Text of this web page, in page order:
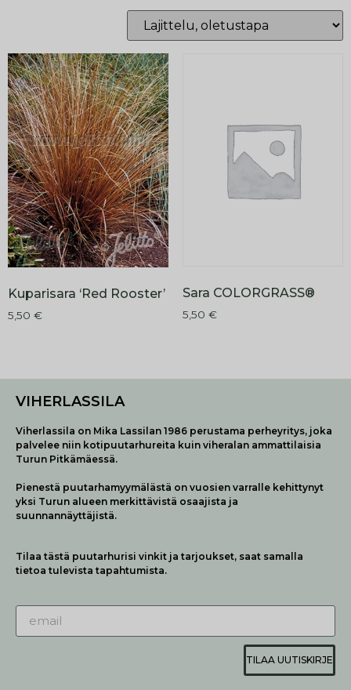
Kuparisara ‘Red Rooster’
5,50 €
Sara COLORGRASS®
5,50 €
VIHERLASSILA
Viherlassila on Mika Lassilan 1986 perustama perheyritys, joka
palvelee niin kotipuutarhureita kuin viheralan ammattilaisia
Turun Pitkämäessä.
Pienestä puutarhamyymälästä on vuosien varralle kehittynyt
yksi Turun alueen merkittävistä osaajista ja
suunnannäyttäjistä.
Tilaa tästä puutarhurisi vinkit ja tarjoukset, saat samalla
tietoa tulevista tapahtumista.
TILAA UUTISKIRJE